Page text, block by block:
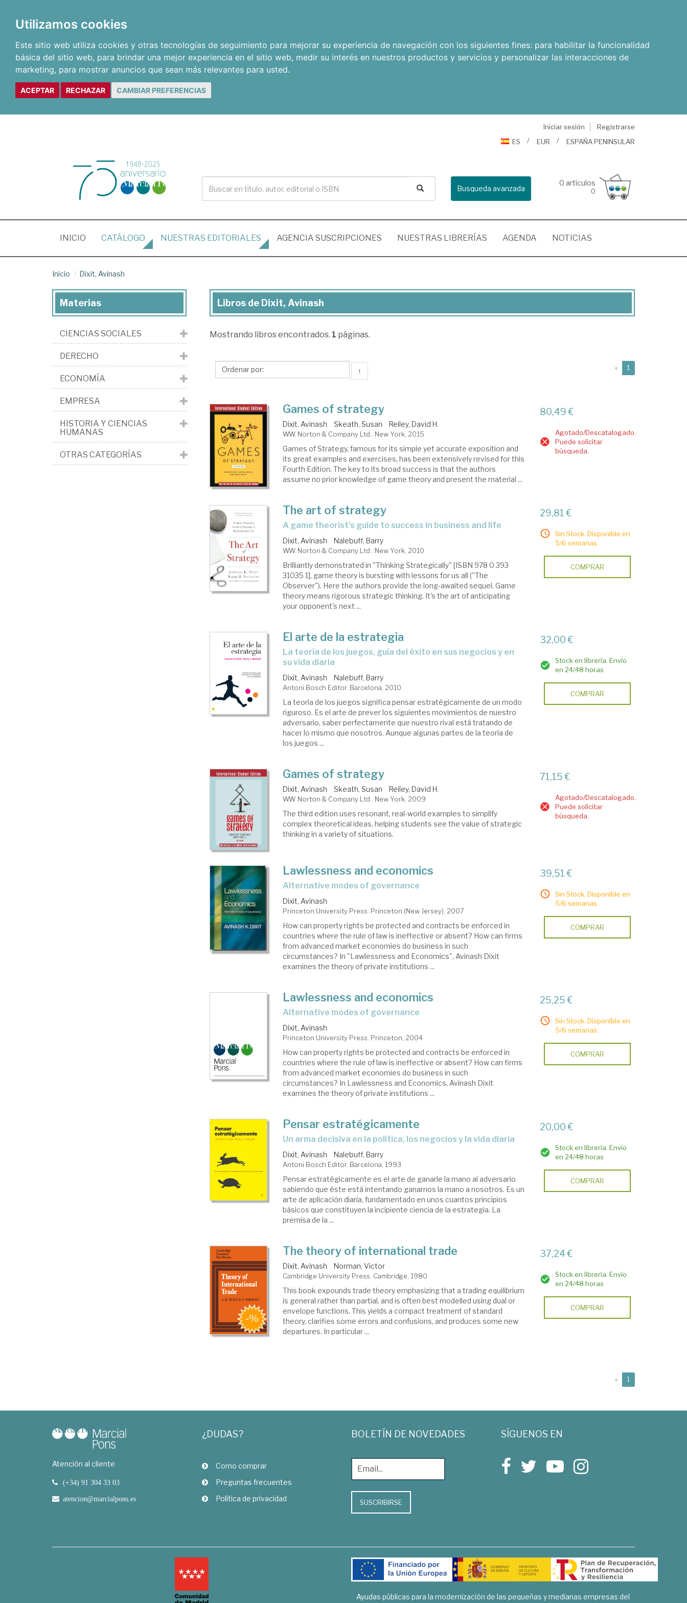
Utilizamos cookies
Este sitio web utiliza cookies y otras tecnologías de seguimiento para mejorar su experiencia de navegación con los siguientes fines: para habilitar la funcionalidad
básica del sitio web, para brindar una mejor experiencia en el sitio web, medir su interés en nuestros productos y servicios y personalizar las interacciones de
marketing, para mostrar anuncios que sean más relevantes para usted.
ACEPTAR RECHAZAR CAMBIAR PREFERENCIAS
Iniciar sesión
Registrarse
ES
EUR ESPAÑA PENINSULAR
Busqueda avanzada
0 artículos
0
INICIO (CURRENT)
CATÁLOGO NUESTRAS EDITORIALES AGENCIA SUSCRIPCIONES NUESTRAS LIBRERÍAS AGENDA NOTICIAS
Inicio Dixit, Avinash
Libros
Dixit,
Libros de Dixit, Avinash
Mostrando libros encontrados. 1 páginas.
↑ « 1
Games of strategy
Dixit, Avinash Skeath, Susan Reiley, David H.
W.W. Norton & Company Ltd.. New York, 2015
Games of Strategy, famous for its simple yet accurate exposition and
its great examples and exercises, has been extensively revised for this
Fourth Edition. The key to its broad success is that the authors
assume no prior knowledge of game theory and present the material ...
80,49 €
Agotado/Descatalogado.
Puede solicitar
búsqueda.
The art of strategy
a game theorist's guide to success in business and life
Dixit, Avinash Nalebuff, Barry
W.W. Norton & Company Ltd.. New York, 2010
Brilliantly demonstrated in "Thinking Strategically" [ISBN 978 0 393
31035 1], game theory is bursting with lessons for us all ("The
Observer"). Here the authors provide the long-awaited sequel. Game
theory means rigorous strategic thinking. It's the art of anticipating
your opponent's next ...
29,81 €
Sin Stock. Disponible en
5/6 semanas.
COMPRAR
El arte de la estrategia
la teoría de los juegos, guía del éxito en sus negocios y en
su vida diaria
Dixit, Avinash Nalebuff, Barry
Antoni Bosch Editor. Barcelona, 2010
La teoría de los juegos significa pensar estratégicamente de un modo
riguroso. Es el arte de prever los siguientes movimientos de nuestro
adversario, saber perfectamente que nuestro rival está tratando de
hacer lo mismo que nosotros. Aunque algunas partes de la teoría de
los juegos ...
32,00 €
Stock en librería. Envío
en 24/48 horas
COMPRAR
Games of strategy
Dixit, Avinash Skeath, Susan Reiley, David H.
W.W. Norton & Company Ltd.. New York, 2009
The third edition uses resonant, real-world examples to simplify
complex theoretical ideas, helping students see the value of strategic
thinking in a variety of situations.
71,15 €
Agotado/Descatalogado.
Puede solicitar
búsqueda.
Lawlessness and economics
alternative modes of governance
Dixit, Avinash
Princeton University Press. Princeton (New Jersey), 2007
How can property rights be protected and contracts be enforced in
countries where the rule of law is ineffective or absent? How can firms
from advanced market economies do business in such
circumstances? In "Lawlessness and Economics", Avinash Dixit
examines the theory of private institutions ...
39,51 €
Sin Stock. Disponible en
5/6 semanas.
COMPRAR
Lawlessness and economics
alternative modes of governance
Dixit, Avinash
Princeton University Press. Princeton, 2004
How can property rights be protected and contracts be enforced in
countries where the rule of law is ineffective or absent? How can firms
from advanced market economies do business in such
circumstances? In Lawlessness and Economics, Avinash Dixit
examines the theory of private institutions ...
25,25 €
Sin Stock. Disponible en
5/6 semanas.
COMPRAR
Pensar estratégicamente
un arma decisiva en la política, los negocios y la vida diaria
Dixit, Avinash Nalebuff, Barry
Antoni Bosch Editor. Barcelona, 1993
Pensar estratégicamente es el arte de ganarle la mano al adversario
sabiendo que éste está intentando ganarnos la mano a nosotros. Es un
arte de aplicación diaria, fundamentado en unos cuantos principios
básicos que constituyen la incipiente ciencia de la estrategia. La
premisa de la ...
20,00 €
Stock en librería. Envío
en 24/48 horas
COMPRAR
The theory of international trade
Dixit, Avinash Norman, Victor
Cambridge University Press. Cambridge, 1980
This book expounds trade theory emphasizing that a trading equilibrium
is general rather than partial, and is often best modelled using dual or
envelope functions. This yields a compact treatment of standard
theory, clarifies some errors and confusions, and produces some new
departures. In particular ...
37,24 €
Stock en librería. Envío
en 24/48 horas
COMPRAR
« 1
Materias
CIENCIAS SOCIALES
DERECHO
ECONOMÍA
EMPRESA
HISTORIA Y CIENCIAS
HUMANAS
OTRAS CATEGORÍAS
Atención al cliente
(+34) 91 304 33 03
atencion@marcialpons.es
¿DUDAS?
Como comprar
Preguntas frecuentes
Política de privacidad
BOLETÍN DE NOVEDADES
SUSCRIBIRSE
SÍGUENOS EN
Ayudas públicas para la modernización de las pequeñas y medianas empresas del